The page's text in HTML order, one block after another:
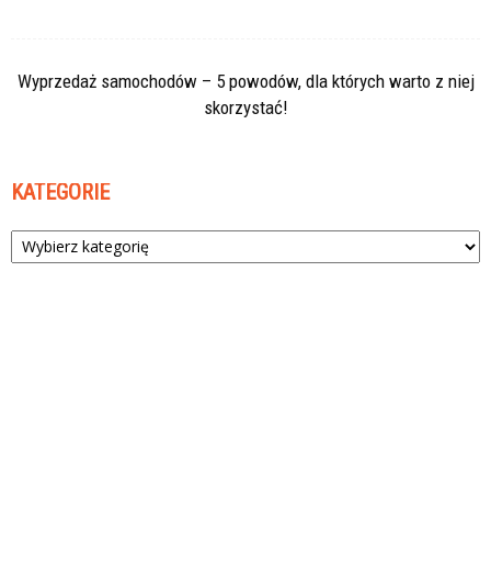
Wyprzedaż samochodów – 5 powodów, dla których warto z niej
skorzystać!
KATEGORIE
Kategorie